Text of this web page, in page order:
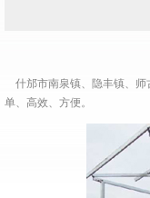
什邡市南泉镇、隐丰镇、师
单、高效、方便。